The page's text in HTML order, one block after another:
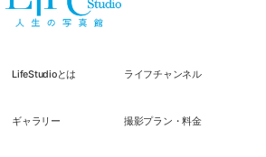
LifeStudioとは ライフチャンネル
ギャラリー 撮影プラン・料金